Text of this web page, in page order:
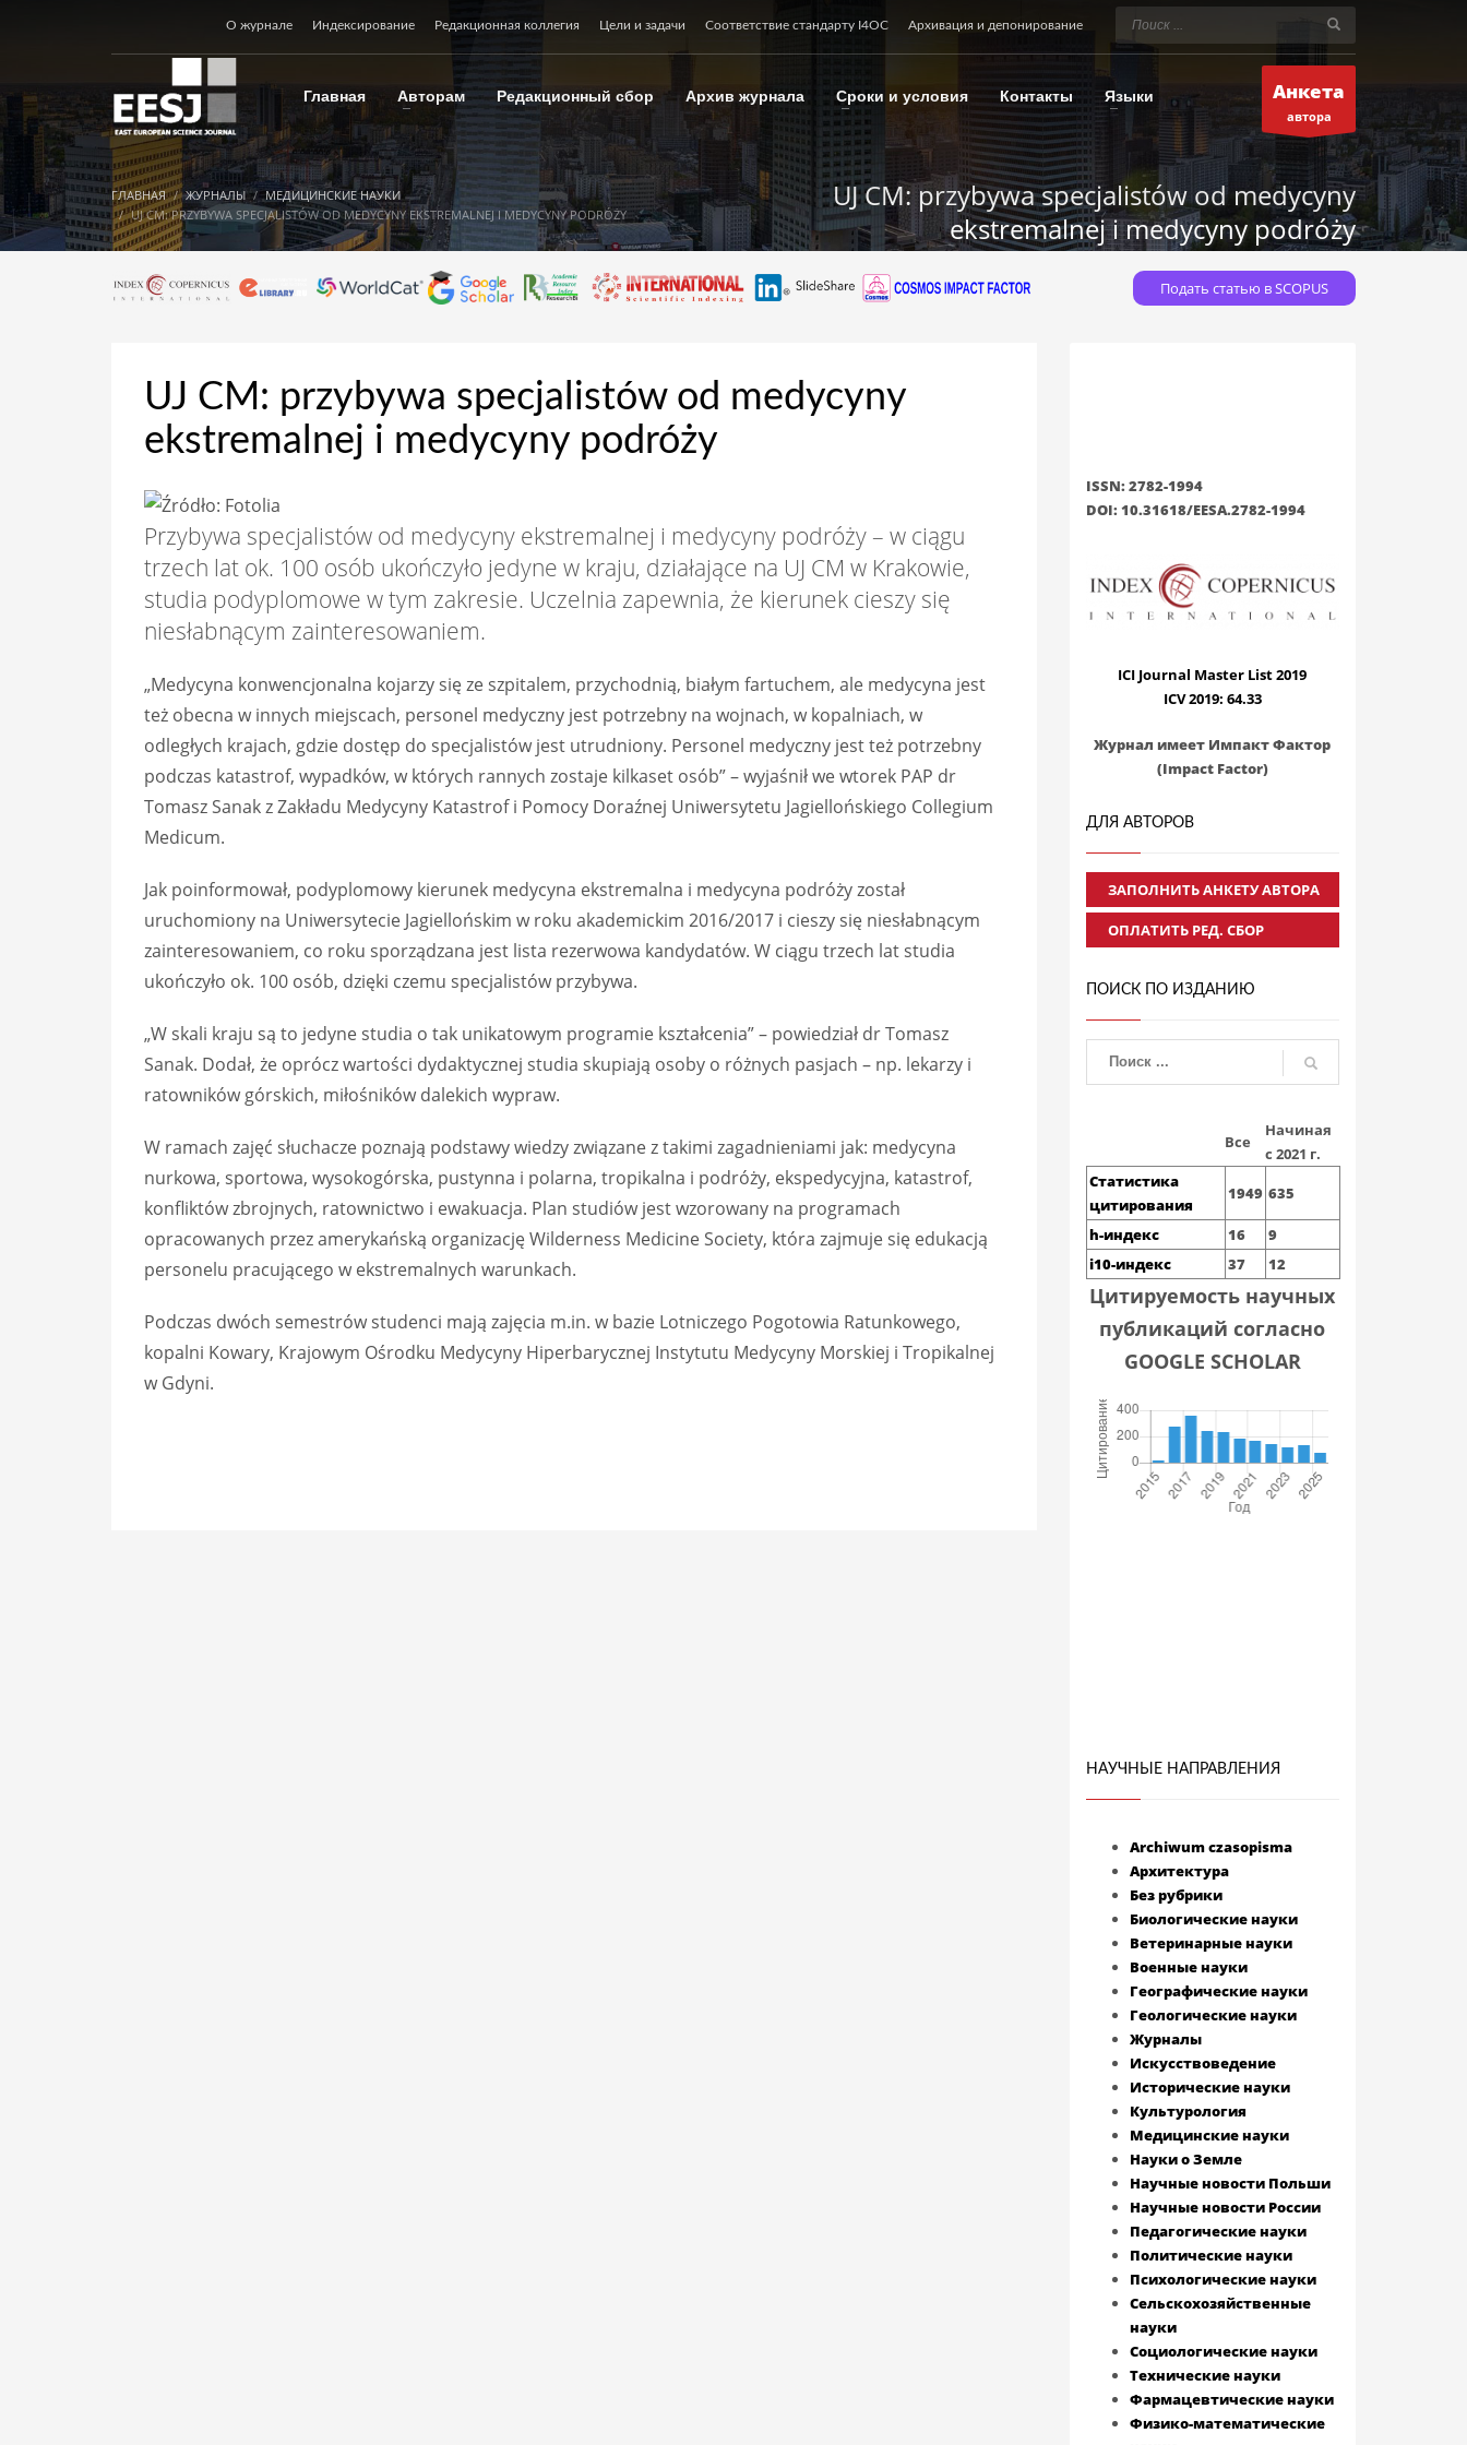
О журнале Индексирование Редакционная коллегия Цели и задачи Соответствие стандарту I4OC Архивация и депонирование
Главная Авторам Редакционный сбор Архив журнала Сроки и условия Контакты Языки Анкета
автора
ГЛАВНАЯ ЖУРНАЛЫ
МЕДИЦИНСКИЕ НАУКИ
UJ CM: PRZYBYWA SPECJALISTÓW OD MEDYCYNY EKSTREMALNEJ I MEDYCYNY PODRÓŻY
UJ CM: przybywa specjalistów od medycyny
ekstremalnej i medycyny podróży
Подать статью в SCOPUS
UJ CM: przybywa specjalistów od medycyny
ekstremalnej i medycyny podróży
Przybywa specjalistów od medycyny ekstremalnej i medycyny podróży – w ciągu
trzech lat ok. 100 osób ukończyło jedyne w kraju, działające na UJ CM w Krakowie,
studia podyplomowe w tym zakresie. Uczelnia zapewnia, że kierunek cieszy się
niesłabnącym zainteresowaniem.
„Medycyna konwencjonalna kojarzy się ze szpitalem, przychodnią, białym fartuchem, ale medycyna jest
też obecna w innych miejscach, personel medyczny jest potrzebny na wojnach, w kopalniach, w
odległych krajach, gdzie dostęp do specjalistów jest utrudniony. Personel medyczny jest też potrzebny
podczas katastrof, wypadków, w których rannych zostaje kilkaset osób” – wyjaśnił we wtorek PAP dr
Tomasz Sanak z Zakładu Medycyny Katastrof i Pomocy Doraźnej Uniwersytetu Jagiellońskiego Collegium
Medicum.
Jak poinformował, podyplomowy kierunek medycyna ekstremalna i medycyna podróży został
uruchomiony na Uniwersytecie Jagiellońskim w roku akademickim 2016/2017 i cieszy się niesłabnącym
zainteresowaniem, co roku sporządzana jest lista rezerwowa kandydatów. W ciągu trzech lat studia
ukończyło ok. 100 osób, dzięki czemu specjalistów przybywa.
„W skali kraju są to jedyne studia o tak unikatowym programie kształcenia” – powiedział dr Tomasz
Sanak. Dodał, że oprócz wartości dydaktycznej studia skupiają osoby o różnych pasjach – np. lekarzy i
ratowników górskich, miłośników dalekich wypraw.
W ramach zajęć słuchacze poznają podstawy wiedzy związane z takimi zagadnieniami jak: medycyna
nurkowa, sportowa, wysokogórska, pustynna i polarna, tropikalna i podróży, ekspedycyjna, katastrof,
konfliktów zbrojnych, ratownictwo i ewakuacja. Plan studiów jest wzorowany na programach
opracowanych przez amerykańską organizację Wilderness Medicine Society, która zajmuje się edukacją
personelu pracującego w ekstremalnych warunkach.
Podczas dwóch semestrów studenci mają zajęcia m.in. w bazie Lotniczego Pogotowia Ratunkowego,
kopalni Kowary, Krajowym Ośrodku Medycyny Hiperbarycznej Instytutu Medycyny Morskiej i Tropikalnej
w Gdyni.
ISSN: 2782-1994
DOI: 10.31618/EESA.2782-1994
ICI Journal Master List 2019
ICV 2019: 64.33
Журнал имеет Импакт Фактор
(Impact Factor)
ДЛЯ АВТОРОВ
ЗАПОЛНИТЬ АНКЕТУ АВТОРА
ОПЛАТИТЬ РЕД. СБОР
ПОИСК ПО ИЗДАНИЮ
Все
Начиная
с 2021 г.
Статистика
цитирования
1949 635
h-индекс 16
9
i10-индекс
37 12
Цитируемость научных
публикаций согласно
GOOGLE SCHOLAR
НАУЧНЫЕ НАПРАВЛЕНИЯ
Archiwum czasopisma
Архитектура
Без рубрики
Биологические науки
Ветеринарные науки
Военные науки
Географические науки
Геологические науки
Журналы
Искусствоведение
Исторические науки
Культурология
Медицинские науки
Науки о Земле
Научные новости Польши
Научные новости России
Педагогические науки
Политические науки
Психологические науки
Сельскохозяйственные
науки
Социологические науки
Технические науки
Фармацевтические науки
Физико-математические